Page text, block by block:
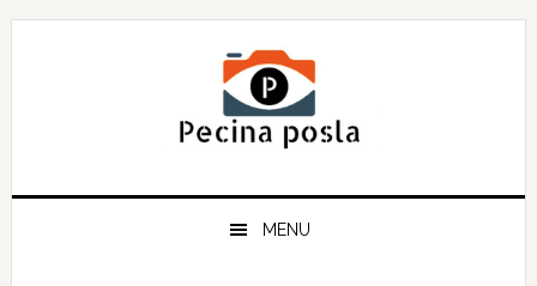
Skip
Skip
Skip
MENU